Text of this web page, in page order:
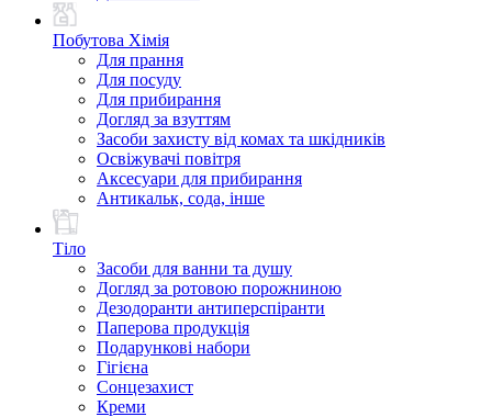
Побутова Хімія
Для прання
Для посуду
Для прибирання
Догляд за взуттям
Засоби захисту від комах та шкідників
Освіжувачі повітря
Аксесуари для прибирання
Антикальк, сода, інше
Тіло
Засоби для ванни та душу
Догляд за ротовою порожниною
Дезодоранти антиперспіранти
Паперова продукція
Подарункові набори
Гігієна
Сонцезахист
Креми